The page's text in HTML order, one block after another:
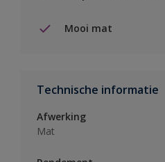
Mooi mat
Technische informatie
Afwerking
Mat